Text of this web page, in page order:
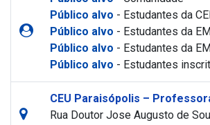
Público alvo - Estudantes da
Público alvo - Estudantes da
Público alvo - Estudantes da
Público alvo - Estudantes
CEU Paraisópolis –
Rua Doutor Jose Augusto de